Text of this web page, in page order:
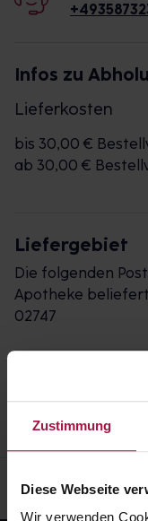
Zustimmung
Diese Webseite
Wir verwenden
Infos zu
Lieferkosten
bis 30,00 €
ab 30,00 €
Liefergebiet
Die folgenden
Apotheke
02747